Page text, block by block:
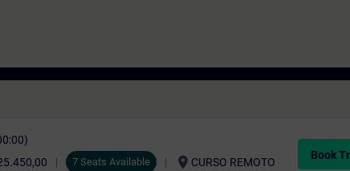
7 Seats Available location_on CURSO REMOTO
Book